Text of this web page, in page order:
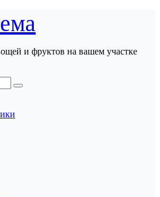
и фруктов на вашем участке